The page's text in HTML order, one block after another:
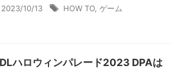
2023/10/13 HOW TO ゲーム
ハロウィンパレード2023 DPAは